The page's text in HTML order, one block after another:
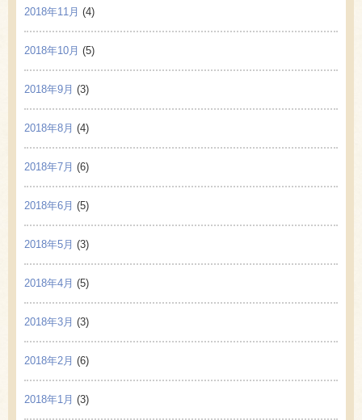
2018年11月 (4)
2018年10月 (5)
2018年9月 (3)
2018年8月 (4)
2018年7月 (6)
2018年6月 (5)
2018年5月 (3)
2018年4月 (5)
2018年3月 (3)
2018年2月 (6)
2018年1月 (3)